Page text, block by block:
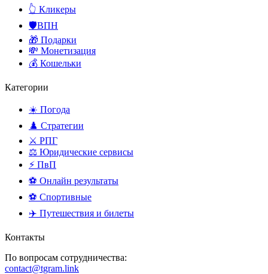
👆 Кликеры
🛡️ВПН
🎁 Подарки
💸 Монетизация
💰 Кошельки
Категории
☀️ Погода
♟️ Стратегии
⚔️ РПГ
⚖️ Юридические сервисы
⚡ ПвП
⚽ Онлайн результаты
⚽ Спортивные
✈️ Путешествия и билеты
Контакты
По вопросам сотрудничества:
contact@tgram.link